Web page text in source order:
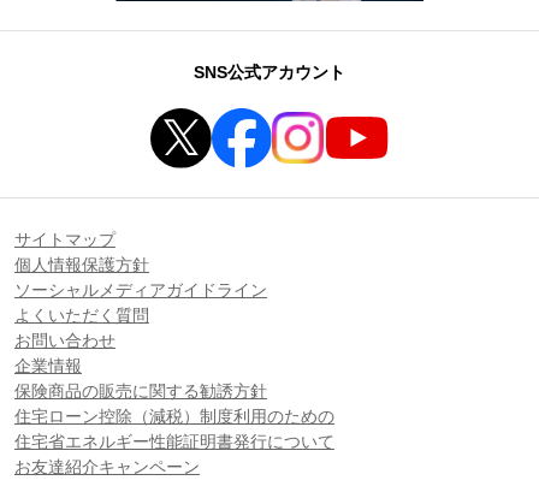
SNS公式アカウント
サイトマップ
個人情報保護方針
ソーシャルメディアガイドライン
よくいただく質問
お問い合わせ
企業情報
保険商品の販売に関する勧誘方針
住宅ローン控除（減税）制度利用のための
住宅省エネルギー性能証明書発行について
お友達紹介キャンペーン